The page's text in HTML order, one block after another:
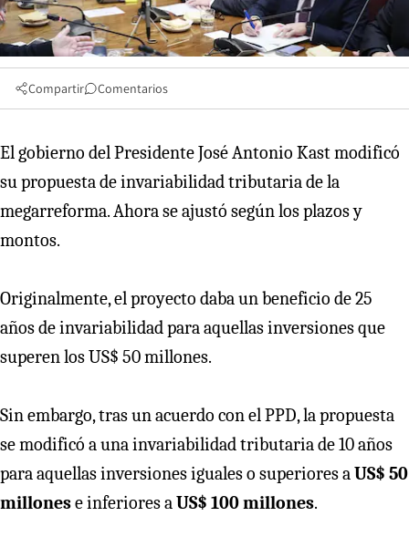
Compartir Comentarios
El gobierno del Presidente José Antonio Kast modificó
su propuesta de invariabilidad tributaria de la
megarreforma. Ahora se ajustó según los plazos y
montos.
Originalmente, el proyecto daba un beneficio de 25
años de invariabilidad para aquellas inversiones que
superen los US$ 50 millones.
Sin embargo, tras un acuerdo con el PPD, la propuesta
se modificó a una invariabilidad tributaria de 10 años
para aquellas inversiones iguales o superiores aUS$ 50
millonese inferiores aUS$ 100 millones.